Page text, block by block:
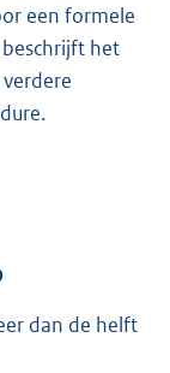
een formele
het
dan de helft